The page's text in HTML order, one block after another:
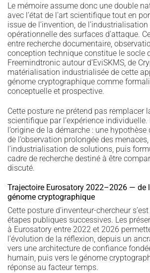
Le mémoire assume donc une double
avec l’état de l’art scientifique tout en
issue de l’invention, de l’industrialisation
opérationnelle des surfaces d’attaque.
entre recherche documentaire,
conception technique constitue le socle
Freemindtronic autour d’EviSKMS, de
matérialisation industrialisée de cette
génome cryptographique comme
conceptuelle et prospective.
Cette posture ne prétend pas remplacer
scientifique par l’expérience individuelle.
l’origine de la démarche : une hypothèse
de l’observation prolongée des
l’industrialisation de solutions, puis
cadre de recherche destiné à être
discuté.
Trajectoire Eurosatory 2022–2026 — de
génome cryptographique
Cette posture d’inventeur-chercheur
étapes publiques successives. Les
à Eurosatory entre 2022 et 2026
l’évolution de la réflexion, depuis un
vers une architecture de confiance
humain, puis vers le génome
réponse au facteur temps.